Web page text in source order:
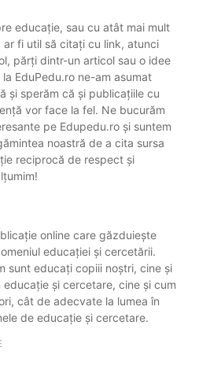
educație, sau cu atât mai mult
fi util să citați cu link, atunci
părți dintr-un articol sau o idee
EduPedu.ro ne-am asumat
și sperăm că și publicațiile cu
vor face la fel. Ne bucurăm
pe Edupedu.ro și suntem
noastră de a cita sursa
reciprocă de respect și
online care găzduiește
educației și cercetării.
sunt educați copiii noștri, cine și
și cercetare, cine și cum
cât de adecvate la lumea în
de educație și cercetare.